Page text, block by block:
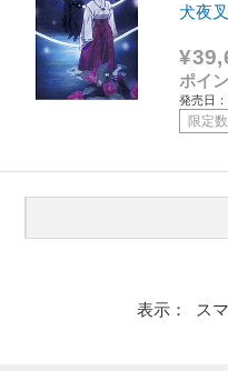
犬夜
ポイ
発売日
限定
表示： ス